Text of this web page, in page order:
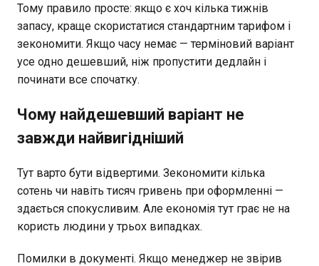
Тому правило просте: якщо є хоч кілька тижнів
запасу, краще скористатися стандартним тарифом і
зекономити. Якщо часу немає — терміновий варіант
усе одно дешевший, ніж пропустити дедлайн і
починати все спочатку.
Чому найдешевший варіант не
завжди найвигідніший
Тут варто бути відвертими. Зекономити кілька
сотень чи навіть тисяч гривень при оформленні —
здається спокусливим. Але економія тут грає не на
користь людини у трьох випадках.
Помилки в документі. Якщо менеджер не звірив